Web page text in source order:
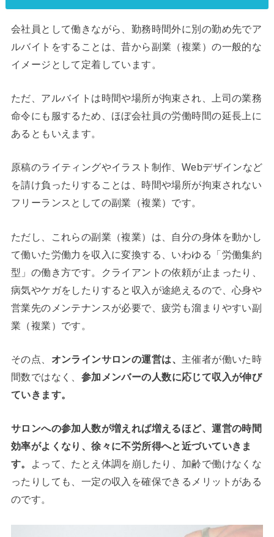
会社員として働きながら、勤務時間外に別の勤め先でア
ルバイトをすることは、昔から副業（複業）の一般的な
イメージとして定着しています。
ただ、アルバイトは時間や場所が拘束され、上司の業務
命令にも服するため、ほぼ会社員の労働時間の延長上に
あるともいえます。
原稿のライティングやイラスト制作、Webデザインなど
を請け負ったりすることは、時間や場所が拘束されない
フリーランスとしての副業（複業）です。
ただし、これらの副業（複業）は、自分の身体を動かし
て働いた労働力を収入に変換する、いわゆる「労働集約
型」の働き方です。クライアントの依頼が止まったり、
病気やケガをしたりすると収入が途絶えるので、心身や
営業先のメンテナンスが必要で、疲労も溜まりやすい副
業（複業）です。
その点、 オンラインサロンの運営は、 主催者が働いた時
間数ではなく、 参加メンバーの人数に応じて収入が伸び
ていきます。
サロンへの参加人数が増えれば増えるほど、運営の時間
効率がよくなり、徐々に不労所得へと近づいていきま
す。
よって、たとえ体調を崩したり、加齢で働けなくな
ったりしても、一定の収入を確保できるメリットがある
のです。